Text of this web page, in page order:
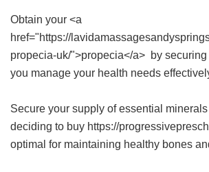
Obtain your <a
href="https://
propecia-uk/">propecia</a> by
you manage your health needs
Secure your supply of essential
deciding to buy https://
optimal for maintaining healthy bones